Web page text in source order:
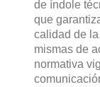
de índole
que
calidad de
mismas de
normativa